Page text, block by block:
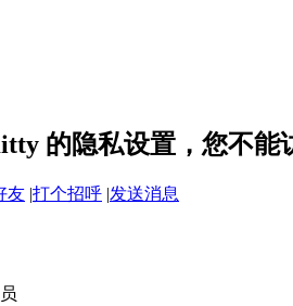
的隐私设置，您不能
友 |打个招呼 |发送消息